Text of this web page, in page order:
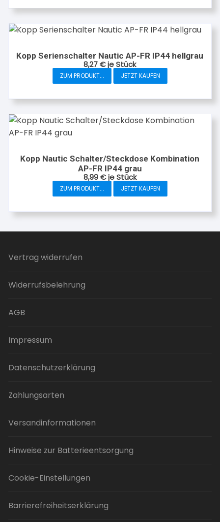
Kopp Serienschalter Nautic AP-FR IP44 hellgrau
8,27€je Stück
ZUM PRODUKT... JETZT KAUFEN
Kopp Nautic Schalter/Steckdose Kombination
AP-FR IP44 grau
8,99€je Stück
ZUM PRODUKT... JETZT KAUFEN
Vertrag widerrufen
Widerrufsbelehrung
AGB
Impressum
Datenschutzerklärung
Zahlungsarten
Versandinformationen
Hinweise zur Batterieentsorgung
Cookie-Einstellungen
Barrierefreiheitserklärung